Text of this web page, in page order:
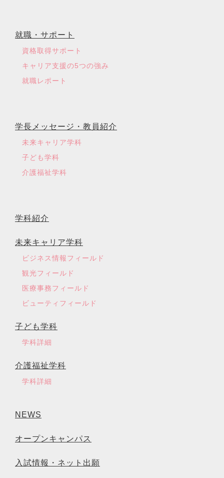
就職・サポート
資格取得サポート
キャリア支援の5つの強み
就職レポート
学長メッセージ・教員紹介
未来キャリア学科
子ども学科
介護福祉学科
学科紹介
未来キャリア学科
ビジネス情報フィールド
観光フィールド
医療事務フィールド
ビューティフィールド
子ども学科
学科詳細
介護福祉学科
学科詳細
NEWS
オープンキャンパス
入試情報・ネット出願